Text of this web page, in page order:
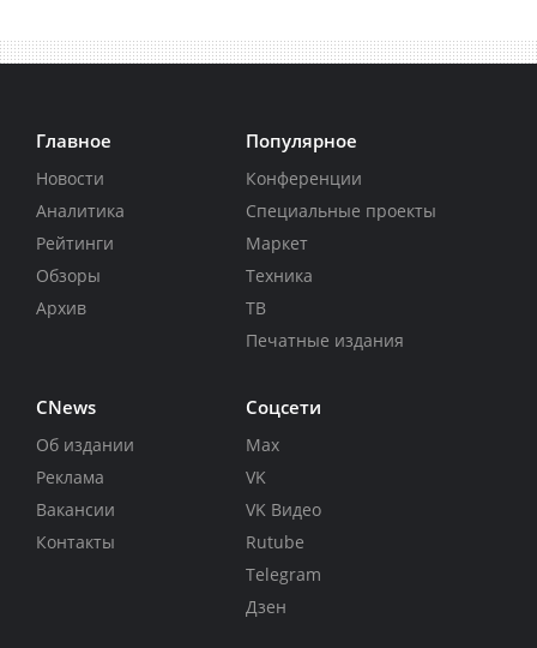
Главное
Новости
Аналитика
Рейтинги
Обзоры
Архив
Популярное
Конференции
Специальные проекты
Маркет
Техника
ТВ
Печатные издания
CNews
Об издании
Реклама
Вакансии
Контакты
Соцсети
Max
VK
VK Видео
Rutube
Telegram
Дзен